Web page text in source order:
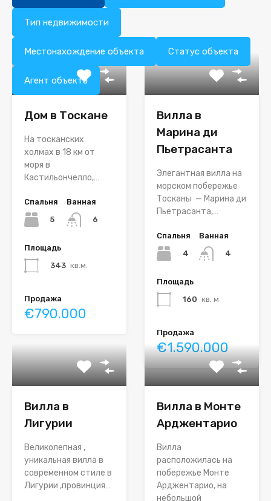
Тип недвижимости
Местонахождение объекта Статус объекта
Агент объекта
Дом в Тоскане
На тосканских
холмах в 18 км от
моря в
Кастильончелло,…
Спальня
5
Ванная
6
Площадь
343 кв.м.
Продажа
€790.000
Вилла в
Марина ди
Пьетрасанта
Элегантная вилла на
морском побережье
Тосканы — Марина ди
Пьетрасанта,…
Спальня
4
Ванная
4
Площадь
160 кв. м
Продажа
€1.590.000
Вилла в
Лигурии
Великолепная ,
уникальная вилла в
современном стиле в
Лигурии ,провинция…
Вилла в Монте
Арджентарио
Вилла
расположилась на
побережье Монте
Арджентарио, на
небольшой